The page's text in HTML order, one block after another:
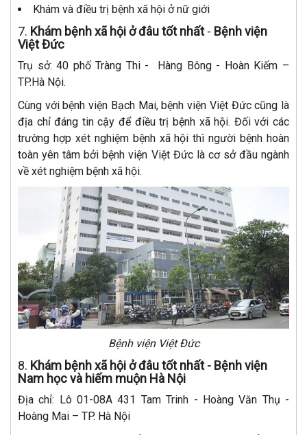
Khám và điều trị bệnh xã hội ở nữ giới
7. Khám bệnh xã hội ở đâu tốt nhất- Bệnh viện
Việt Đức
Trụ sở: 40 phố Tràng Thi - Hàng Bông - Hoàn Kiếm –
TP.Hà Nội.
Cùng với bệnh viện Bạch Mai, bệnh viện Việt Đức cũng là
địa chỉ đáng tin cậy để điều trị bệnh xã hội. Đối với các
trường hợp xét nghiệm bệnh xã hội thì người bệnh hoàn
toàn yên tâm bởi bệnh viện Việt Đức là cơ sở đầu ngành
về xét nghiệm bệnh xã hội.
Bệnh viện Việt Đức
8. Khám bệnh xã hội ở đâu tốt nhất - Bệnh viện
Nam học và hiếm muộn Hà Nội
Địa chỉ: Lô 01-08A 431 Tam Trinh - Hoàng Văn Thụ -
Hoàng Mai – TP. Hà Nội